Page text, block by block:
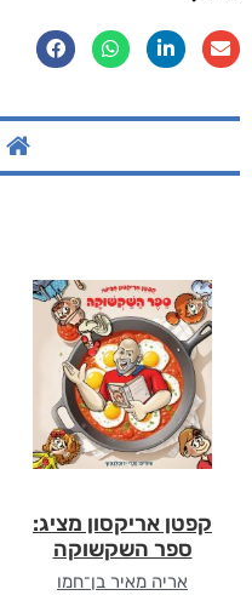
קפטן אריקסון מציג:
ספר השקשוקה
אריה מאיר בן־חמו